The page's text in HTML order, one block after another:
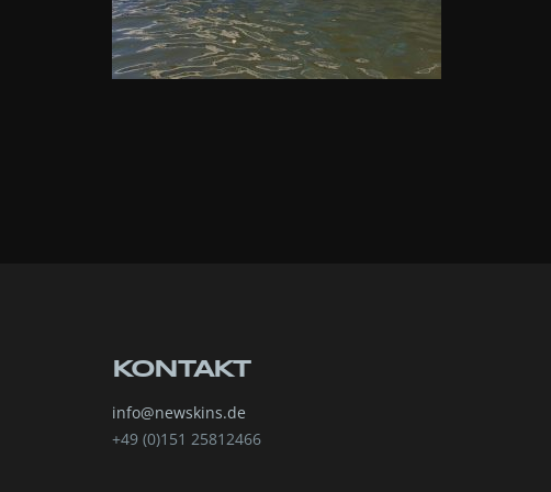
KONTAKT
info@newskins.de
+49 (0)151 25812466